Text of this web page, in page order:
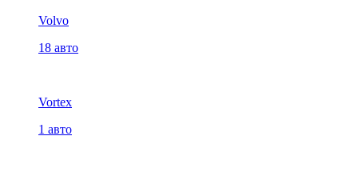
Volvo
18 авто
Vortex
1 авто